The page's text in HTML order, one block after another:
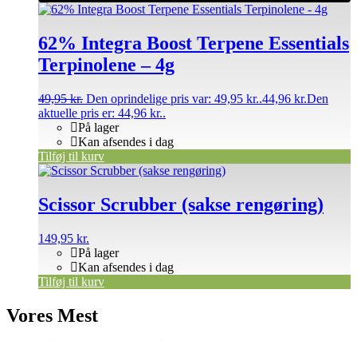
62% Integra Boost Terpene Essentials
Terpinolene – 4g
49,95kr. Den oprindelige pris var: 49,95 kr..44,96 kr.Den
aktuelle pris er: 44,96 kr..
På lager
Kan afsendes i dag
Tilføj til kurv
Scissor Scrubber (sakse rengøring)
149,95 kr.
På lager
Kan afsendes i dag
Tilføj til kurv
Vores Mest